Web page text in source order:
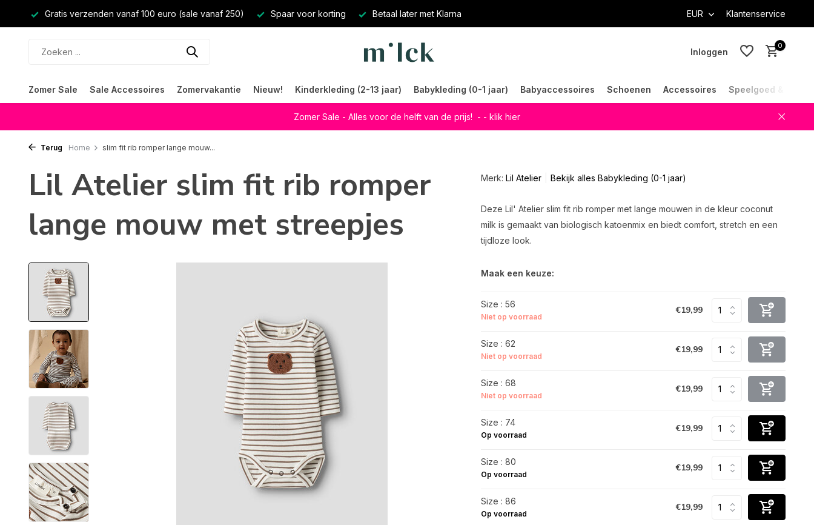
Gratis verzenden vanaf 100 euro (sale vanaf 250) Spaar voor korting Betaal later met Klarna EUR Klantenservice
Inloggen
0
Zomer Sale Sale Accessoires Zomervakantie Nieuw! Kinderkleding (2-13 jaar) Babykleding (0-1 jaar) Babyaccessoires Schoenen Accessoires Speelgoed &
Zomer Sale - Alles voor de helft van de prijs! - - klik hier
Terug Home slim fit rib romper lange mouw...
Lil Atelier slim fit rib romper
lange mouw met streepjes
Merk: Lil Atelier Bekijk alles Babykleding (0-1 jaar)
Deze Lil' Atelier slim fit rib romper met lange mouwen in de kleur coconut
milk is gemaakt van biologisch katoenmix en biedt comfort, stretch en een
tijdloze look.
Maak een keuze:
Size : 56
Niet op voorraad
€19,99
Size : 62
Niet op voorraad
€19,99
Size : 68
Niet op voorraad
€19,99
Size : 74
Op voorraad
€19,99
Size : 80
Op voorraad
€19,99
Size : 86
Op voorraad
€19,99